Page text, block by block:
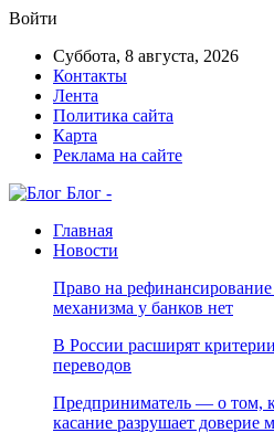
Войти
Суббота, 8 августа, 2026
Контакты
Лента
Политика сайта
Карта
Реклама на сайте
Блог -
Главная
Новости
Право на рефинансирование
механизма у банков нет
В России расширят
переводов
Предприниматель — о том,
касание разрушает